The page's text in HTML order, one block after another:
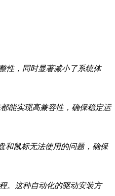
性，同时显著减小了系统体
能实现高兼容性，确保稳定运
和鼠标无法使用的问题，确保
。这种自动化的驱动安装方